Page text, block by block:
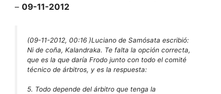
– 09-11-2012
(09-11-2012, 00:16 )Luciano de Samósata escribió:
Ni de coña, Kalandraka. Te falta la opción correcta,
que es la que daría Frodo junto con todo el comité
técnico de árbitros, y es la respuesta:
5. Todo depende del árbitro que tenga la